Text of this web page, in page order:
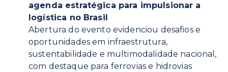
agenda estratégica para impulsionar a
logística no Brasil
Abertura do evento evidenciou desafios e
oportunidades em infraestrutura,
sustentabilidade e multimodalidade nacional,
com destaque para ferrovias e hidrovias